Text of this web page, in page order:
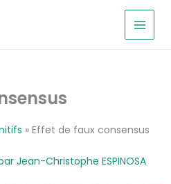
Effet de faux consensus
Jean-Christophe ESPINOSA